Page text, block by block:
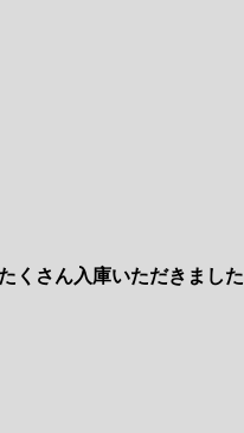
くさん入庫いただきました